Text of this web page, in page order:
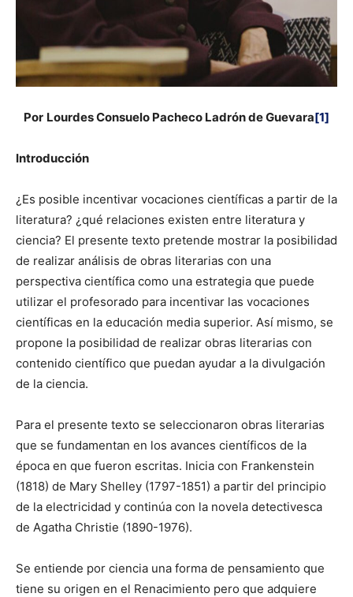
Por Lourdes Consuelo Pacheco Ladrón de Guevara[1]
Introducción
¿Es posible incentivar vocaciones científicas a partir de la
literatura? ¿qué relaciones existen entre literatura y
ciencia? El presente texto pretende mostrar la posibilidad
de realizar análisis de obras literarias con una
perspectiva científica como una estrategia que puede
utilizar el profesorado para incentivar las vocaciones
científicas en la educación media superior. Así mismo, se
propone la posibilidad de realizar obras literarias con
contenido científico que puedan ayudar a la divulgación
de la ciencia.
Para el presente texto se seleccionaron obras literarias
que se fundamentan en los avances científicos de la
época en que fueron escritas. Inicia con Frankenstein
(1818) de Mary Shelley (1797-1851) a partir del principio
de la electricidad y continúa con la novela detectivesca
de Agatha Christie (1890-1976).
Se entiende por ciencia una forma de pensamiento que
tiene su origen en el Renacimiento pero que adquiere